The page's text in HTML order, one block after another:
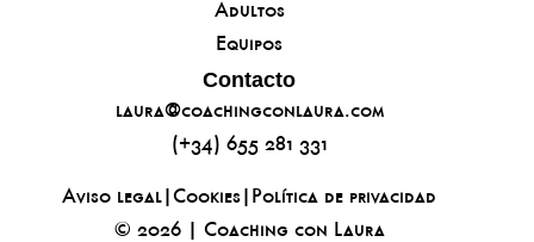
Adultos
Equipos
Contacto
laura@coachingconlaura.com
(+34) 655 281 331
© 2026 | Coaching con Laura
Aviso legal |Cookies Política de privacidad